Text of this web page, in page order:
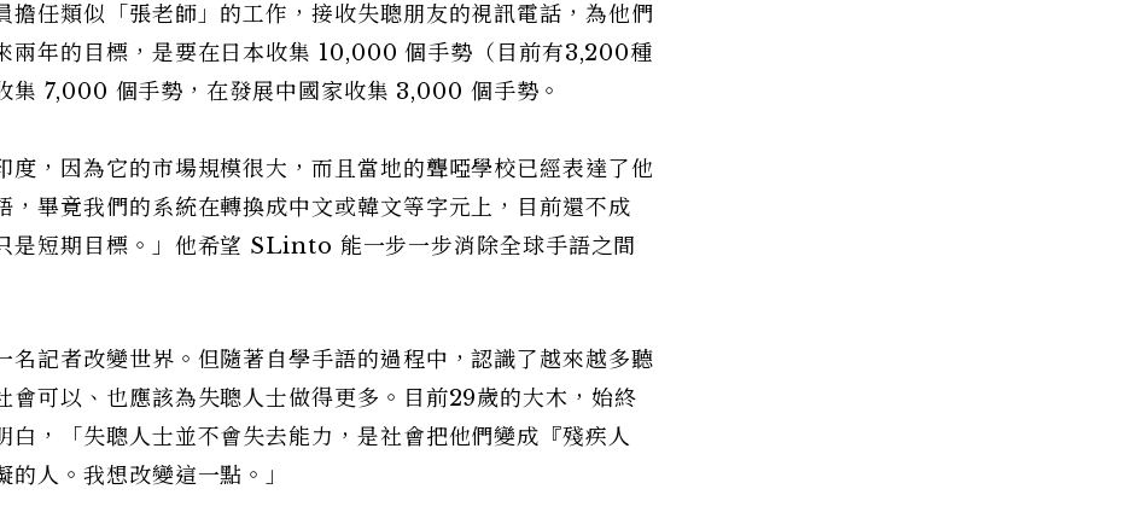
擔任類似「張老師」的工作，接收失聰朋友的視訊電話，為他們
兩年的目標，是要在日本收集 10,000 個手勢（目前有3,200種
集 7,000 個手勢，在發展中國家收集 3,000 個手勢。
度，因為它的市場規模很大，而且當地的聾啞學校已經表達了他
，畢竟我們的系統在轉換成中文或韓文等字元上，目前還不成
是短期目標。」他希望 SLinto 能一步一步消除全球手語之間
名記者改變世界。但隨著自學手語的過程中，認識了越來越多聽
會可以、也應該為失聰人士做得更多。目前29歲的大木，始終
白，「失聰人士並不會失去能力，是社會把他們變成『殘疾人
人。我想改變這一點。」